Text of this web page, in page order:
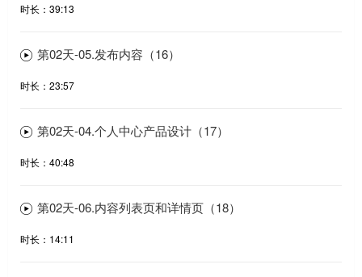
时长：39:13
第02天-05.发布内容（16）
时长：23:57
第02天-04.个人中心产品设计（17）
时长：40:48
第02天-06.内容列表页和详情页（18）
时长：14:11